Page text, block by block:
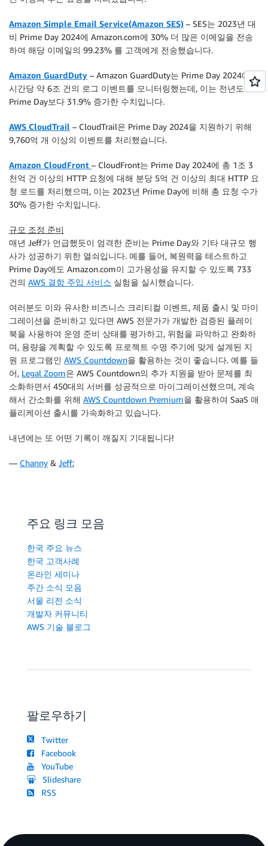
Amazon Simple Email Service(Amazon SES) – SES는 2023년 대
비 Prime Day 2024에 Amazon.com에 30% 더 많은 이메일을 전송
하여 해당 이메일의 99.23% 를 고객에게 전송했습니다.
Amazon GuardDuty – Amazon GuardDuty는 Prime Day 2024에
시간당 약 6조 건의 로그 이벤트를 모니터링했는데, 이는 전년도
Prime Day보다 31.9% 증가한 수치입니다.
AWS CloudTrail – CloudTrail은 Prime Day 2024을 지원하기 위해
9,760억 개 이상의 이벤트를 처리했습니다.
Amazon CloudFront – CloudFront는 Prime Day 2024에 총 1조 3
천억 건 이상의 HTTP 요청에 대해 분당 5억 건 이상의 최대 HTTP 요
청 로드를 처리했으며, 이는 2023년 Prime Day에 비해 총 요청 수가
30% 증가한 수치입니다.
규모 조정 준비
매년 Jeff가 언급했듯이 엄격한 준비는 Prime Day와 기타 대규모 행
사가 성공하기 위한 열쇠입니다. 예를 들어, 복원력을 테스트하고
Prime Day에도 Amazon.com이 고가용성을 유지할 수 있도록 733
건의 AWS 결함 주입 서비스 실험을 실시했습니다.
여러분도 이와 유사한 비즈니스 크리티컬 이벤트, 제품 출시 및 마이
그레이션을 준비하고 있다면 AWS 전문가가 개발한 검증된 플레이
북을 사용하여 운영 준비 상태를 평가하고, 위험을 파악하고 완화하
며, 용량을 계획할 수 있도록 프로젝트 수명 주기에 맞게 설계된 지
원 프로그램인 AWS Countdown을 활용하는 것이 좋습니다. 예를 들
어, Legal Zoom은 AWS Countdown의 추가 지원을 받아 문제를 최
소화하면서 450대의 서버를 성공적으로 마이그레이션했으며, 계속
해서 간소화를 위해 AWS Countdown Premium을 활용하여 SaaS 애
플리케이션 출시를 가속화하고 있습니다.
내년에는 또 어떤 기록이 깨질지 기대됩니다!
— Channy & Jeff;
주요 링크 모음
한국 주요 뉴스
한국 고객사례
온라인 세미나
주간 소식 모음
서울 리전 소식
개발자 커뮤니티
AWS 기술 블로그
팔로우하기
Twitter
Facebook
YouTube
Slideshare
RSS